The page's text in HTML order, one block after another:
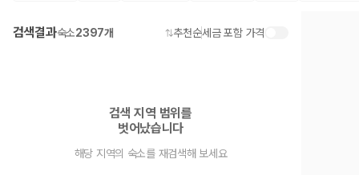
제주도 렌트카는 업체마다 차량 가격, 보험 조건, 면책금, 보상 한도, 인
업체별 가격비교: 제주 렌트카 업체별 실시간 예약 가능 차량과 요금
검색결과숙소2397개 추천순세금 포함 가격
검색 지역 범위를
벗어났습니다
해당 지역의 숙소를 재검색해 보세요